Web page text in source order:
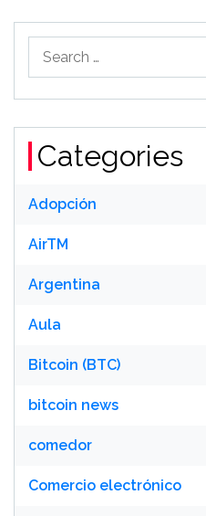
for:
Categories
Adopción
AirTM
Argentina
Aula
Bitcoin (BTC)
bitcoin news
comedor
Comercio electrónico